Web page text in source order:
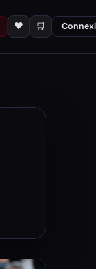
♥ 🛒